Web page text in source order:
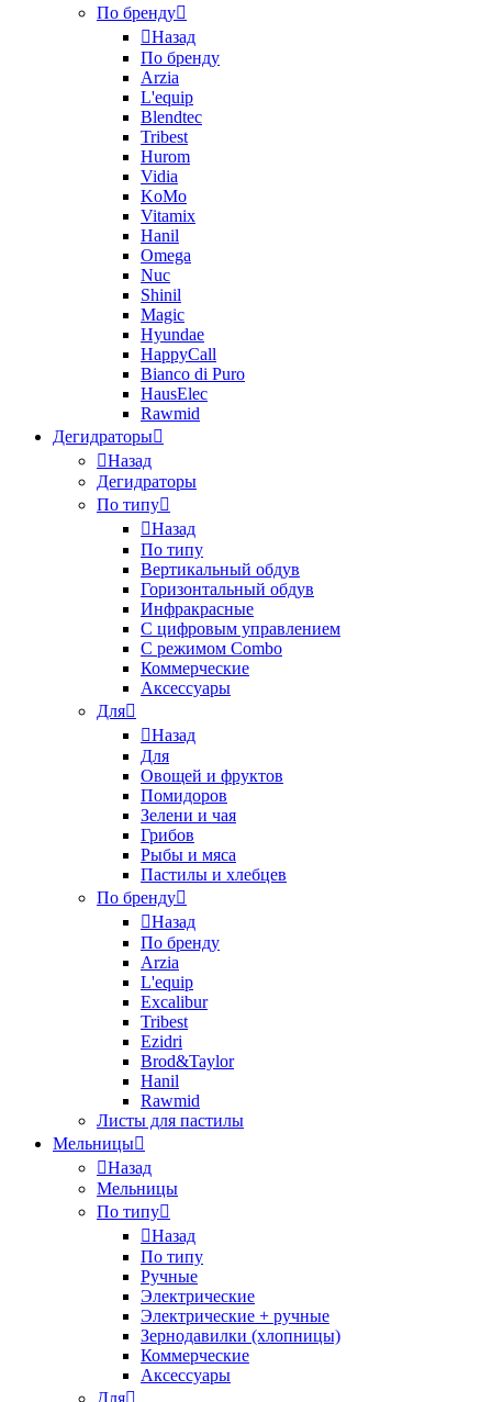
По бренду
Назад
По бренду
Arzia
L'equip
Blendtec
Tribest
Hurom
Vidia
KoMo
Vitamix
Hanil
Omega
Nuc
Shinil
Magic
Hyundae
HappyCall
Bianco di Puro
HausElec
Rawmid
Дегидраторы
Назад
Дегидраторы
По типу
Назад
По типу
Вертикальный обдув
Горизонтальный обдув
Инфракрасные
С цифровым управлением
С режимом Combo
Коммерческие
Аксессуары
Для
Назад
Для
Овощей и фруктов
Помидоров
Зелени и чая
Грибов
Рыбы и мяса
Пастилы и хлебцев
По бренду
Назад
По бренду
Arzia
L'equip
Excalibur
Tribest
Ezidri
Brod&Taylor
Hanil
Rawmid
Листы для пастилы
Мельницы
Назад
Мельницы
По типу
Назад
По типу
Ручные
Электрические
Электрические + ручные
Зернодавилки (хлопницы)
Коммерческие
Аксессуары
Для